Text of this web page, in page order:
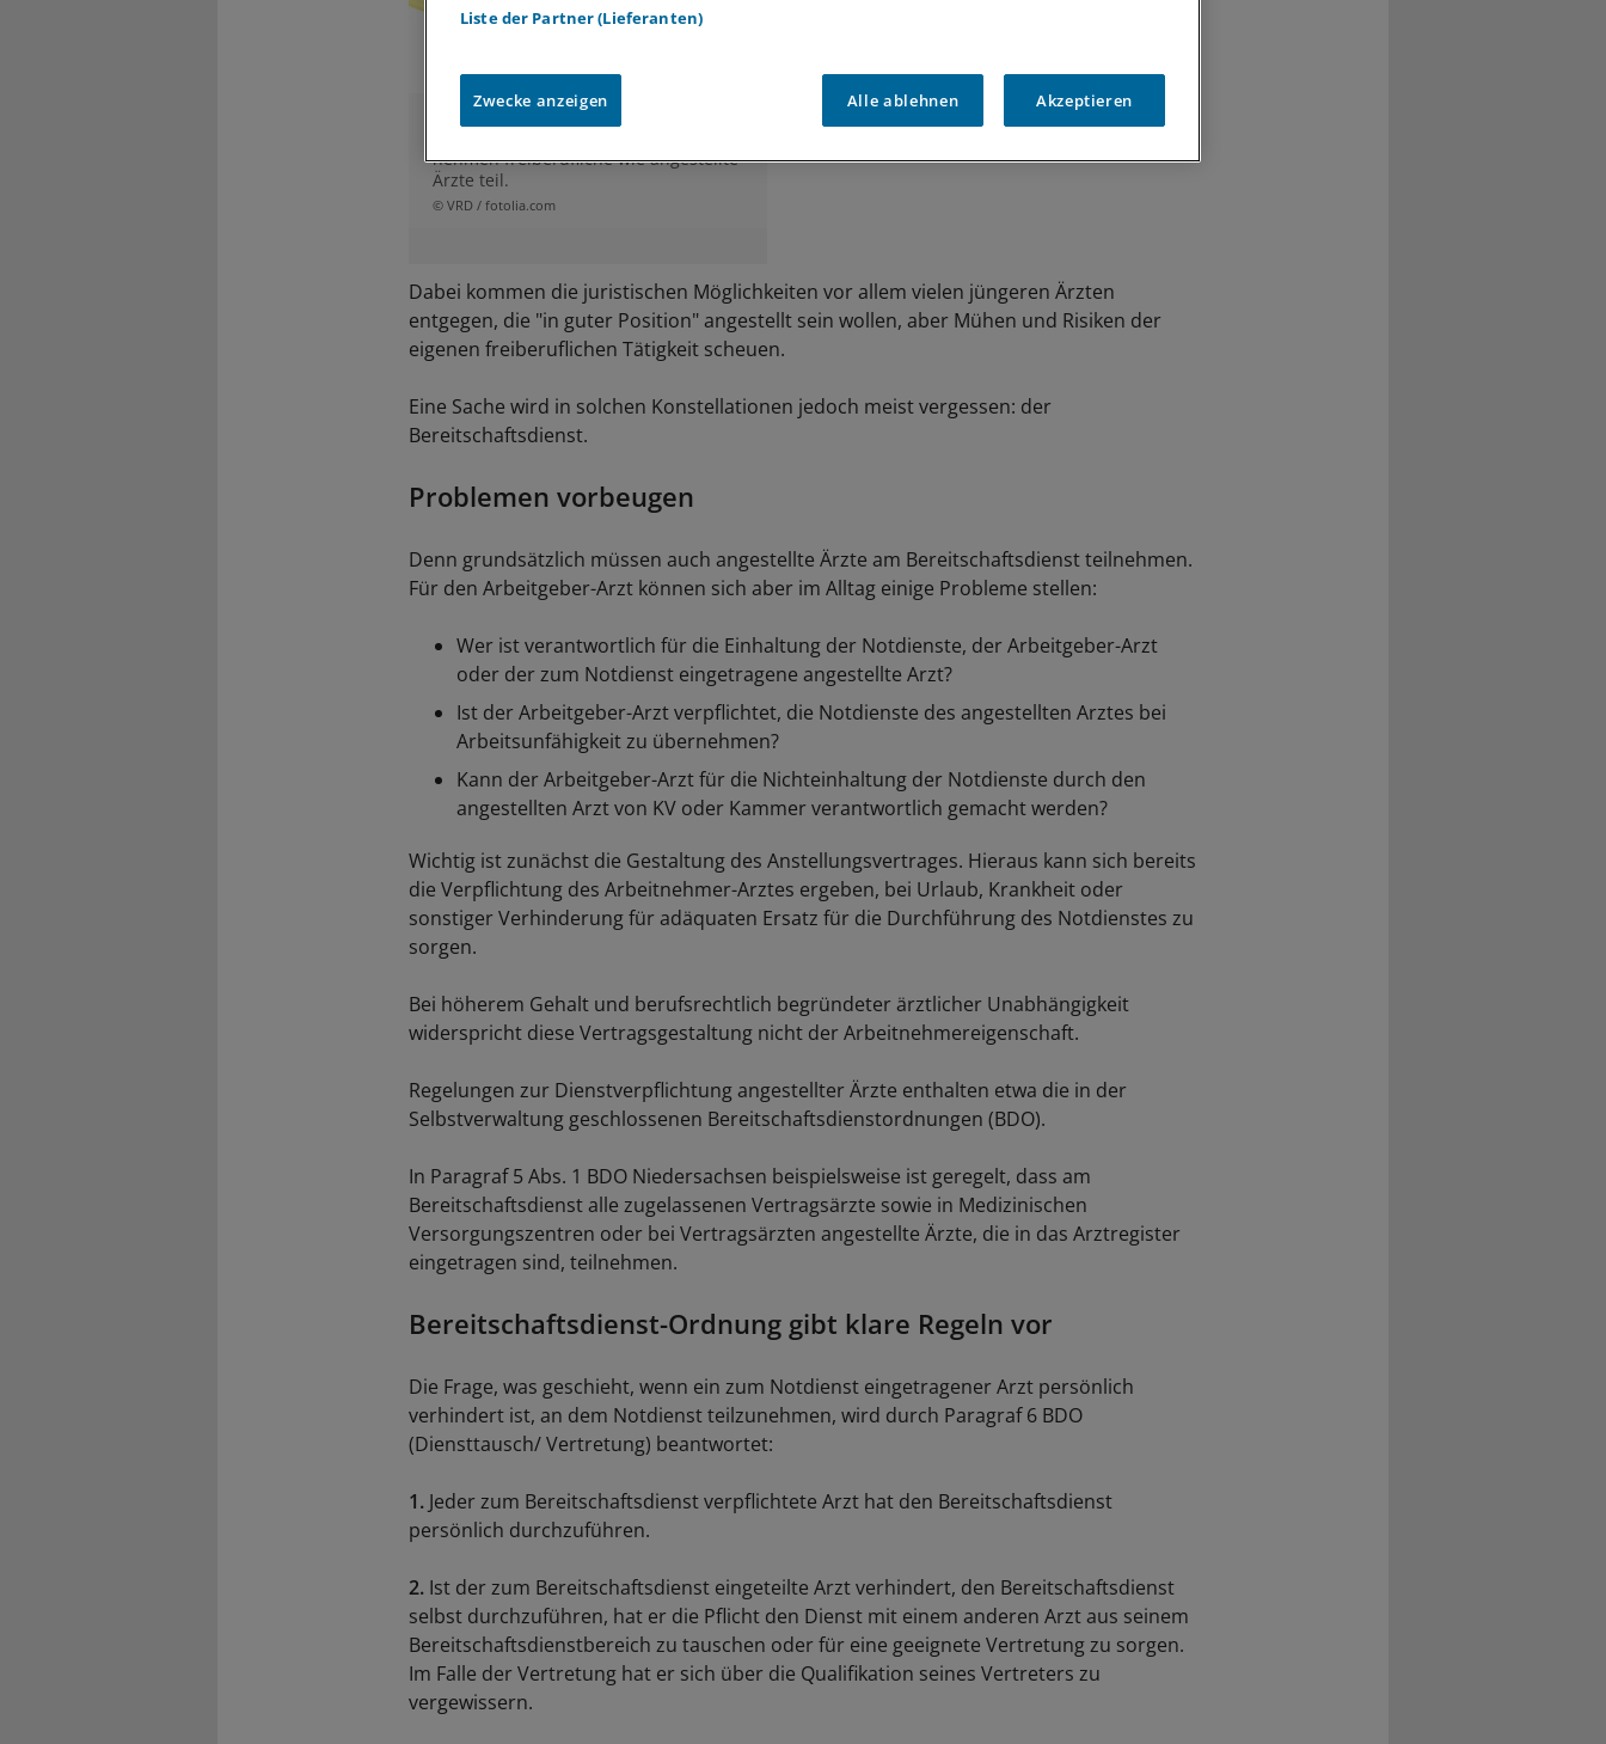
Am Bereitschaftsdienst und damit
nehmen freiberufliche wie angestellte
Ärzte teil.
© VRD / fotolia.com
Dabei kommen die juristischen Möglichkeiten vor allem vielen jüngeren Ärzten
entgegen, die "in guter Position" angestellt sein wollen, aber Mühen und Risiken der
eigenen freiberuflichen Tätigkeit scheuen.
Eine Sache wird in solchen Konstellationen jedoch meist vergessen: der
Bereitschaftsdienst.
Problemen vorbeugen
Denn grundsätzlich müssen auch angestellte Ärzte am Bereitschaftsdienst teilnehmen.
Für den Arbeitgeber-Arzt können sich aber im Alltag einige Probleme stellen:
Wer ist verantwortlich für die Einhaltung der Notdienste, der Arbeitgeber-Arzt
oder der zum Notdienst eingetragene angestellte Arzt?
Ist der Arbeitgeber-Arzt verpflichtet, die Notdienste des angestellten Arztes bei
Arbeitsunfähigkeit zu übernehmen?
Kann der Arbeitgeber-Arzt für die Nichteinhaltung der Notdienste durch den
angestellten Arzt von KV oder Kammer verantwortlich gemacht werden?
Wichtig ist zunächst die Gestaltung des Anstellungsvertrages. Hieraus kann sich bereits
die Verpflichtung des Arbeitnehmer-Arztes ergeben, bei Urlaub, Krankheit oder
sonstiger Verhinderung für adäquaten Ersatz für die Durchführung des Notdienstes zu
sorgen.
Bei höherem Gehalt und berufsrechtlich begründeter ärztlicher Unabhängigkeit
widerspricht diese Vertragsgestaltung nicht der Arbeitnehmereigenschaft.
Regelungen zur Dienstverpflichtung angestellter Ärzte enthalten etwa die in der
Selbstverwaltung geschlossenen Bereitschaftsdienstordnungen (BDO).
In Paragraf 5 Abs. 1 BDO Niedersachsen beispielsweise ist geregelt, dass am
Bereitschaftsdienst alle zugelassenen Vertragsärzte sowie in Medizinischen
Versorgungszentren oder bei Vertragsärzten angestellte Ärzte, die in das Arztregister
eingetragen sind, teilnehmen.
Bereitschaftsdienst-Ordnung gibt klare Regeln vor
Die Frage, was geschieht, wenn ein zum Notdienst eingetragener Arzt persönlich
verhindert ist, an dem Notdienst teilzunehmen, wird durch Paragraf 6 BDO
(Diensttausch/ Vertretung) beantwortet:
1. Jeder zum Bereitschaftsdienst verpflichtete Arzt hat den Bereitschaftsdienst
persönlich durchzuführen.
2. Ist der zum Bereitschaftsdienst eingeteilte Arzt verhindert, den Bereitschaftsdienst
selbst durchzuführen, hat er die Pflicht den Dienst mit einem anderen Arzt aus seinem
Bereitschaftsdienstbereich zu tauschen oder für eine geeignete Vertretung zu sorgen.
Im Falle der Vertretung hat er sich über die Qualifikation seines Vertreters zu
vergewissern.
Liste der Partner (Lieferanten)
Zwecke anzeigen Alle ablehnen Akzeptieren